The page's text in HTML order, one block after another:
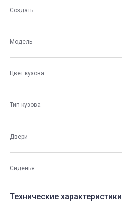
Создать
Модель
Цвет кузова
Тип кузова
Двери
Сиденья
Технические характеристики